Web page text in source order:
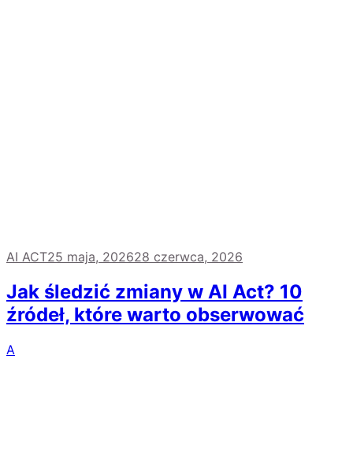
AI ACT25 maja, 202628 czerwca, 2026
Jak śledzić zmiany w AI Act? 10
źródeł, które warto obserwować
A